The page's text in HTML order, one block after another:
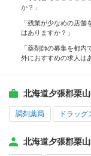
か？」
「残業が少なめの店
はありますか？」
「薬剤師の募集を都
外におすすめの求人は
北海道夕張郡栗
調剤薬局 ドラッグ
北海道夕張郡栗